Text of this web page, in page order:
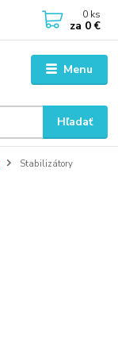
Menu
Hľadať
0 ks
za 0 €
Stabilizátory